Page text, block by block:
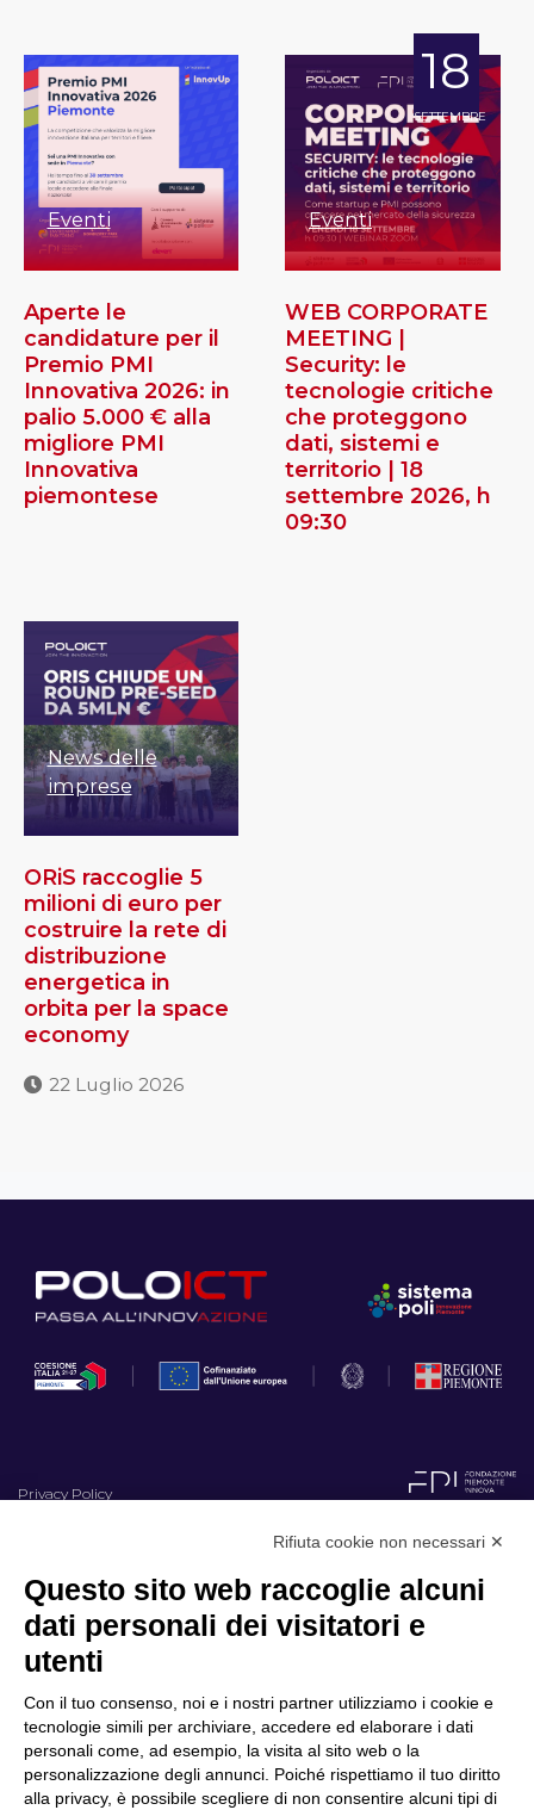
Eventi
Aperte le
candidature per il
Premio PMI
Innovativa 2026: in
palio 5.000 € alla
migliore PMI
Innovativa
piemontese
18
SETTEMBRE
Eventi
WEB CORPORATE
MEETING |
Security: le
tecnologie critiche
che proteggono
dati, sistemi e
territorio | 18
settembre 2026, h
09:30
News delle
imprese
ORiS raccoglie 5
milioni di euro per
costruire la rete di
distribuzione
energetica in
orbita per la space
economy
22 Luglio 2026
Privacy Policy
Scopri il Polo
Servizi
Community
Progetti
Partner
Internazionalizzazione
News & Eventi
Privacy
Rifiuta cookie non necessari ✕
Questo sito web raccoglie alcuni
dati personali dei visitatori e
utenti
Con il tuo consenso, noi e i nostri partner utilizziamo i cookie e
tecnologie simili per archiviare, accedere ed elaborare i dati
personali come, ad esempio, la visita al sito web o la
personalizzazione degli annunci. Poiché rispettiamo il tuo diritto
alla privacy, è possibile scegliere di non consentire alcuni tipi di